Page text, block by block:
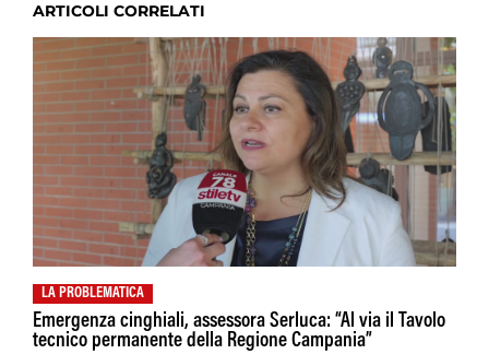
ARTICOLI CORRELATI
LA PROBLEMATICA
Emergenza cinghiali, assessora Serluca: “Al via il Tavolo
tecnico permanente della Regione Campania”